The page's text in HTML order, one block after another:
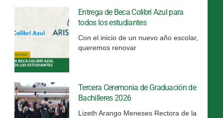
Entrega de Beca Colibrí Azul para
todos los estudiantes
Con el inicio de un nuevo año escolar,
queremos renovar
Tercera Ceremonia de Graduación de
Bachilleres 2026
Lizeth Arango Meneses Rectora de la